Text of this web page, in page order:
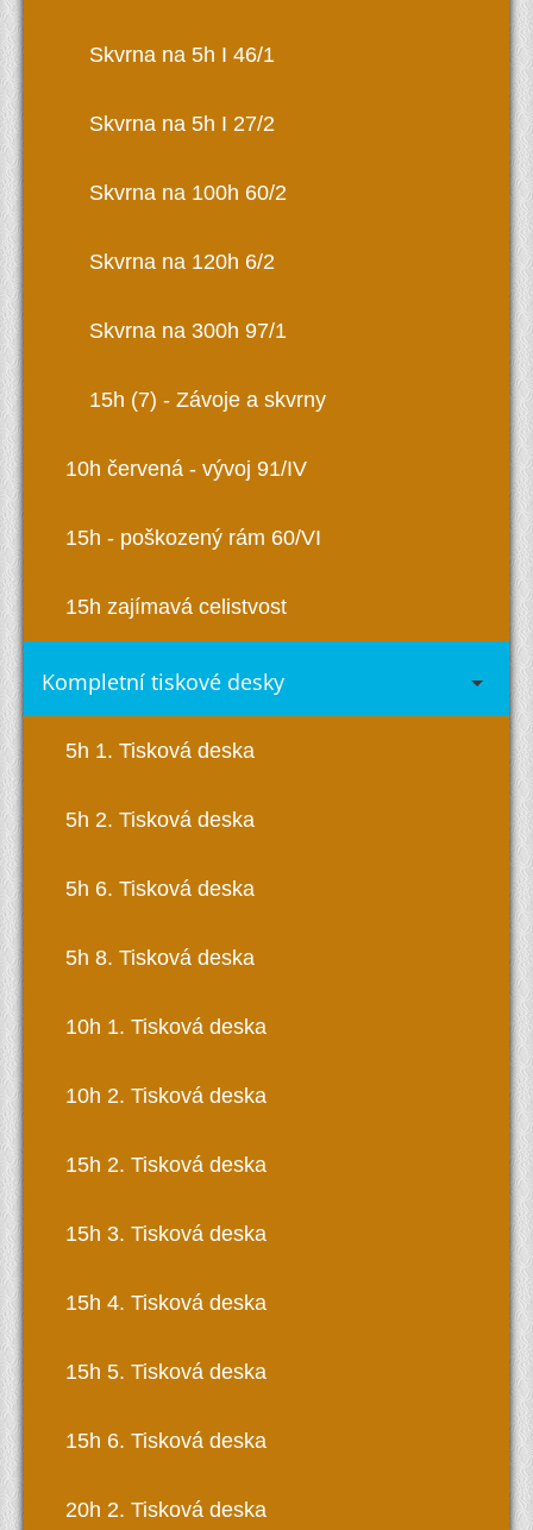
Skvrna na 5h I 46/1
Skvrna na 5h I 27/2
Skvrna na 100h 60/2
Skvrna na 120h 6/2
Skvrna na 300h 97/1
15h (7) - Závoje a skvrny
10h červená - vývoj 91/IV
15h - poškozený rám 60/VI
15h zajímavá celistvost
Kompletní tiskové desky
5h 1. Tisková deska
5h 2. Tisková deska
5h 6. Tisková deska
5h 8. Tisková deska
10h 1. Tisková deska
10h 2. Tisková deska
15h 2. Tisková deska
15h 3. Tisková deska
15h 4. Tisková deska
15h 5. Tisková deska
15h 6. Tisková deska
20h 2. Tisková deska